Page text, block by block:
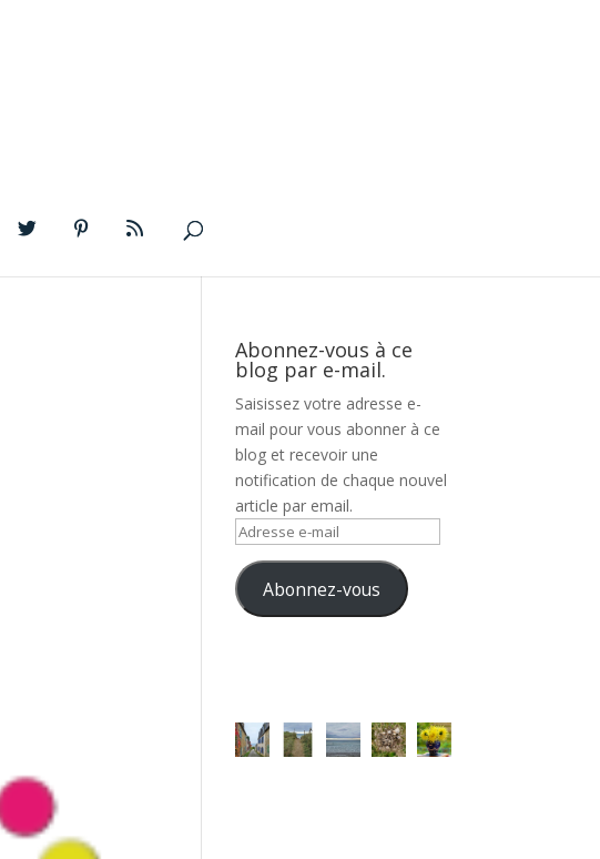
Abonnez-vous à ce
blog par e-mail.
Saisissez votre adresse e-
mail pour vous abonner à ce
blog et recevoir une
notification de chaque nouvel
article par email.
Adresse
mail Abonnez-vous